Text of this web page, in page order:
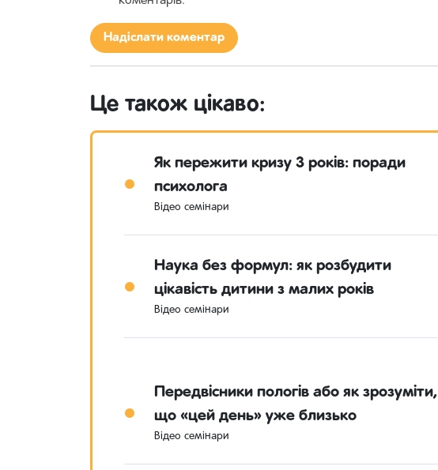
Це також цікаво:
Як пережити кризу 3 років: поради
психолога
Відео семінари
Наука без формул: як розбудити
цікавість дитини з малих років
Відео семінари
Передвісники пологів або як зрозуміти,
що «цей день» уже близько
Відео семінари